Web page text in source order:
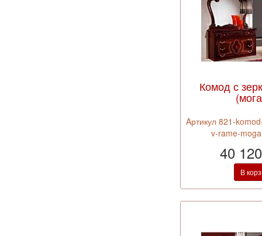
Комод с
Aртикул 821-
v-rame-
40
В